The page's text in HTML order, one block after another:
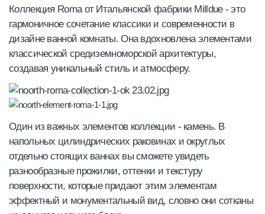
Коллекция Roma от Итальянской фабрики Milldue - это
гармоничное сочетание классики и современности в
дизайне ванной комнаты. Она вдохновлена элементами
классической средиземноморской архитектуры,
создавая уникальный стиль и атмосферу.
Один из важных элементов коллекции - камень. В
напольных цилиндрических раковинах и округлых
отдельно стоящих ваннах вы сможете увидеть
разнообразные прожилки, оттенки и текстуру
поверхности, которые придают этим элементам
эффектный и монументальный вид, словно они сотканы